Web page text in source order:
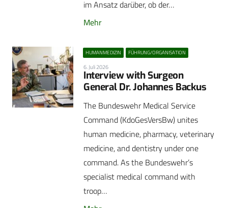
im Ansatz darüber, ob der…
Mehr
HUMANMEDIZIN FÜHRUNG/ORGANISATION
6. Juli 2026
Interview with Surgeon
General Dr. Johannes Backus
The Bundeswehr Medical Service
Command (KdoGesVersBw) unites
human medicine, pharmacy, veterinary
medicine, and dentistry under one
command. As the Bundeswehr’s
specialist medical command with
troop…